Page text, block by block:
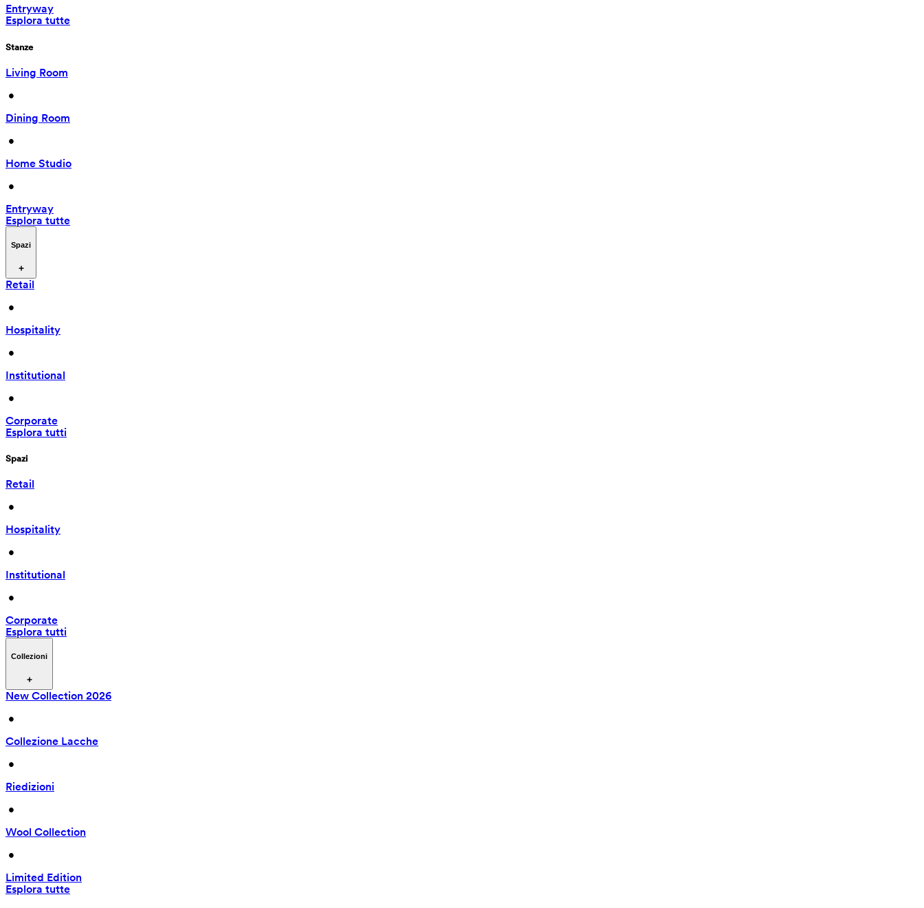
Entryway
Esplora tutte
Stanze
Living Room
•
Dining Room
•
Home Studio
•
Entryway
Esplora tutte
Spazi
Retail
•
Hospitality
•
Institutional
•
Corporate
Esplora tutti
Spazi
Retail
•
Hospitality
•
Institutional
•
Corporate
Esplora tutti
Collezioni
New Collection 2026
•
Collezione Lacche
•
Riedizioni
•
Wool Collection
•
Limited Edition
Esplora tutte